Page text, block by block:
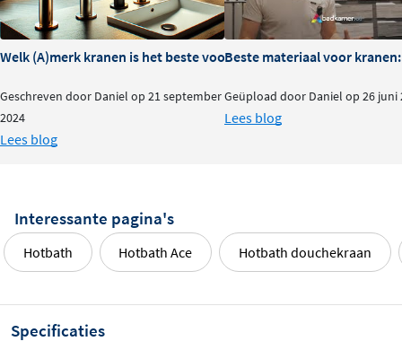
Welk (A)merk kranen is het beste voor je badkamer?
Geschreven door Daniel op 21 september
2024
Lees blog
Beste materiaal voor kranen:
Geüpload door Daniel op 26 juni
Lees blog
Interessante pagina's
Hotbath Hotbath Ace Hotbath douchekraan
Specificaties